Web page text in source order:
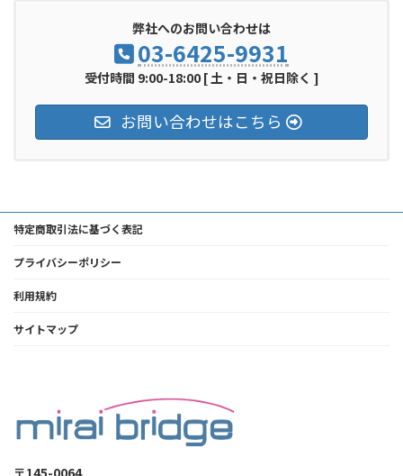
弊社へのお問い合わせは
03-6425-9931
受付時間 9:00-18:00 [ 土・日・祝日除く ]
お問い合わせはこちら
特定商取引法に基づく表記
プライバシーポリシー
利用規約
サイトマップ
〒145-0064